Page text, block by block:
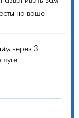
на ваше
через 3